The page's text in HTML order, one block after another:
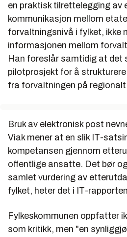
en praktisk tilrettelegging av
kommunikasjon mellom
forvaltningsnivå i fylket, ikke
informasjonen mellom
Han foreslår samtidig at det
pilotprosjekt for å
fra forvaltningen på regionalt
Bruk av elektronisk post
Viak mener at en slik IT-
kompetansen gjennom
offentlige ansatte. Det bør
samlet vurdering av
fylket, heter det i IT-
Fylkeskommunen oppfatter
som kritikk, men "en